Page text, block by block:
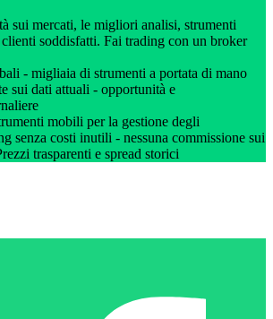
sui mercati, le migliori analisi, strumenti
soddisfatti. Fai trading con un broker
- migliaia di strumenti a portata di mano
sui dati attuali - opportunità e
mobili per la gestione degli
senza costi inutili - nessuna commissione sui
trasparenti e spread storici